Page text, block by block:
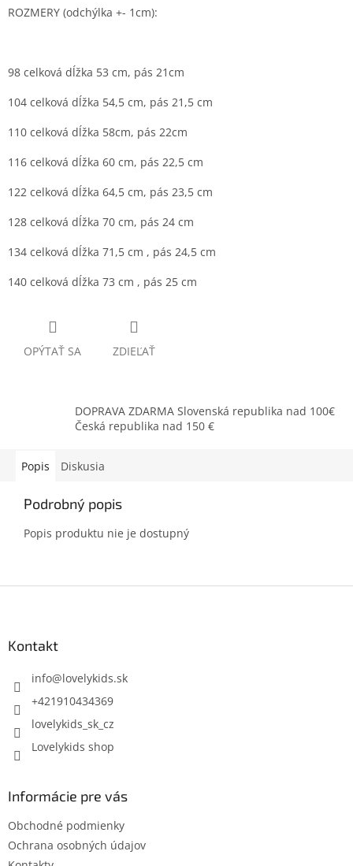
ROZMERY (odchýlka +- 1cm):
98 celková dĺžka 53 cm, pás 21cm
104 celková dĺžka 54,5 cm, pás 21,5 cm
110 celková dĺžka 58cm, pás 22cm
116 celková dĺžka 60 cm, pás 22,5 cm
122 celková dĺžka 64,5 cm, pás 23,5 cm
128 celková dĺžka 70 cm, pás 24 cm
134 celková dĺžka 71,5 cm , pás 24,5 cm
140 celková dĺžka 73 cm , pás 25 cm
OPÝTAŤ SA ZDIEĽAŤ
DOPRAVA ZDARMA Slovenská republika nad 100€
Česká republika nad 150 €
Popis Diskusia
Podrobný popis
Popis produktu nie je dostupný
Kontakt
info@lovelykids.sk
+421910434369
lovelykids_sk_cz
Lovelykids shop
Informácie pre vás
Obchodné podmienky
Ochrana osobných údajov